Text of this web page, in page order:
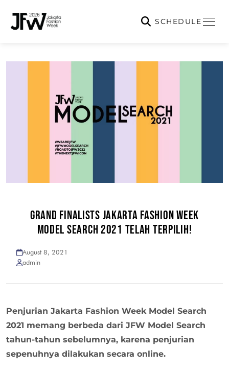
SCHEDULE
GRAND FINALISTS JAKARTA FASHION WEEK
MODEL SEARCH 2021 TELAH TERPILIH!
August 8, 2021
admin
Penjurian Jakarta Fashion Week Model Search
2021 memang berbeda dari JFW Model Search
tahun-tahun sebelumnya, karena penjurian
sepenuhnya dilakukan secara online.